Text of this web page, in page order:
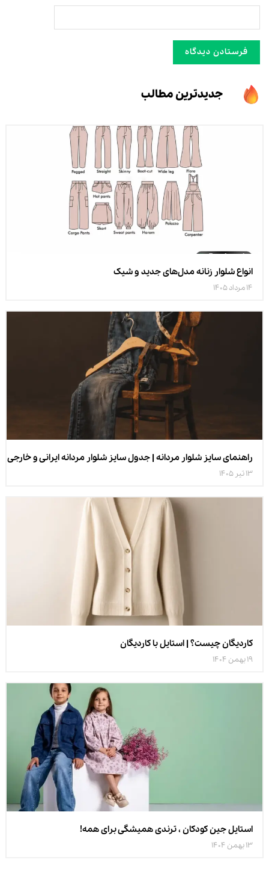
جدیدترین مطالب
انواع شلوار زنانه مدل‌های جدید و شیک
14 مرداد 1405
راهنمای سایز شلوار مردانه | جدول سایز شلوار مردانه ایرانی و خارجی
13 تیر 1405
کاردیگان چیست؟ | استایل با کاردیگان
19 بهمن 1404
استایل جین کودکان ، ترندی همیشگی برای همه!
13 بهمن 1404